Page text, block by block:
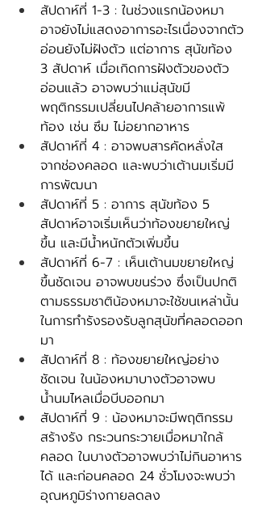
สัปดาห์ที่ 1-3 : ในช่วงแรกน้องหมา
อาจยังไม่แสดงอาการอะไรเนื่องจากตัว
อ่อนยังไม่ฝังตัว แต่อาการ สุนัขท้อง
3 สัปดาห์ เมื่อเกิดการฝังตัวของตัว
อ่อนแล้ว อาจพบว่าแม่สุนัขมี
พฤติกรรมเปลี่ยนไปคล้ายอาการแพ้
ท้อง เช่น ซึม ไม่อยากอาหาร
สัปดาห์ที่ 4 : อาจพบสารคัดหลั่งใส
จากช่องคลอด และพบว่าเต้านมเริ่มมี
การพัฒนา
สัปดาห์ที่ 5 : อาการ สุนัขท้อง 5
สัปดาห์อาจเริ่มเห็นว่าท้องขยายใหญ่
ขึ้น และมีน้ำหนักตัวเพิ่มขึ้น
สัปดาห์ที่ 6-7 : เห็นเต้านมขยายใหญ่
ขึ้นชัดเจน อาจพบขนร่วง ซึ่งเป็นปกติ
ตามธรรมชาติน้องหมาจะใช้ขนเหล่านั้น
ในการทำรังรองรับลูกสุนัขที่คลอดออก
มา
สัปดาห์ที่ 8 : ท้องขยายใหญ่อย่าง
ชัดเจน ในน้องหมาบางตัวอาจพบ
น้ำนมไหลเมื่อบีบออกมา
สัปดาห์ที่ 9 : น้องหมาจะมีพฤติกรรม
สร้างรัง กระวนกระวายเมื่อหมาใกล้
คลอด ในบางตัวอาจพบว่าไม่กินอาหาร
ได้ และก่อนคลอด 24 ชั่วโมงจะพบว่า
อุณหภูมิร่างกายลดลง